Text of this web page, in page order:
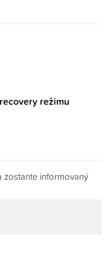
režimu
informovaný